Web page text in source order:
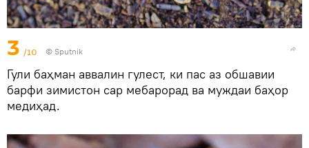
3 /10 © Sputnik
Гули баҳман аввалин гулест, ки пас аз обшавии
барфи зимистон сар мебарорад ва муждаи баҳор
медиҳад.